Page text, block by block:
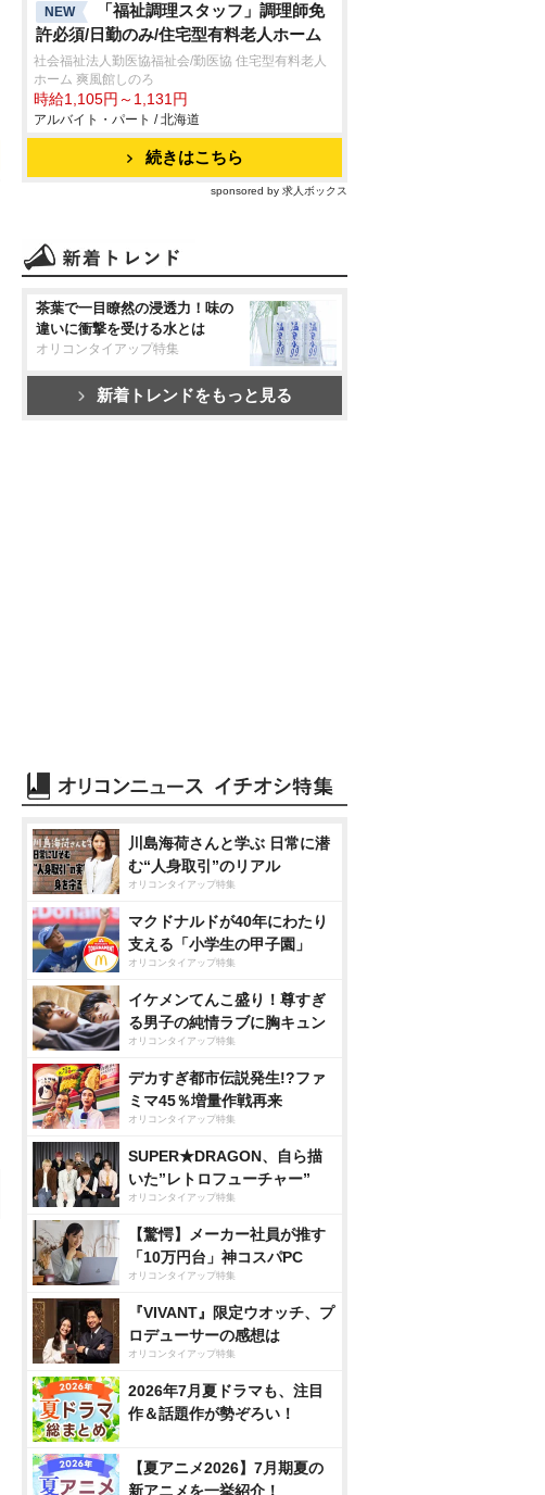
NEW
「福祉調理スタッフ」調理師免
許必須/日勤のみ/住宅型有料老人ホーム
社会福祉法人勤医協福祉会/勤医協 住宅型有料老人
ホーム 爽風館しのろ
時給1,105円～1,131円
アルバイト・パート / 北海道
続きはこちら
sponsored by 求人ボックス
茶葉で一目瞭然の浸透力！味の
違いに衝撃を受ける水とは
オリコンタイアップ特集
新着トレンドをもっと見る
川島海荷さんと学ぶ 日常に潜
む“人身取引”のリアル
オリコンタイアップ特集
マクドナルドが40年にわたり
支える「小学生の甲子園」
オリコンタイアップ特集
イケメンてんこ盛り！尊すぎ
る男子の純情ラブに胸キュン
オリコンタイアップ特集
デカすぎ都市伝説発生!?ファ
ミマ45％増量作戦再来
オリコンタイアップ特集
SUPER★DRAGON、自ら描
いた”レトロフューチャー”
オリコンタイアップ特集
【驚愕】メーカー社員が推す
「10万円台」神コスパPC
オリコンタイアップ特集
『VIVANT』限定ウオッチ、プ
ロデューサーの感想は
オリコンタイアップ特集
2026年7月夏ドラマも、注目
作＆話題作が勢ぞろい！
【夏アニメ2026】7月期夏の
新アニメを一挙紹介！